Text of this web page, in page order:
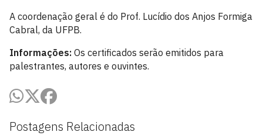
Postagens Relacionadas
A coordenação geral é do Prof. Lucídio dos Anjos Formiga
Cabral, da UFPB.
Informações: Os certificados serão emitidos para
palestrantes, autores e ouvintes.